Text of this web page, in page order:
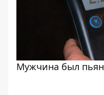
Мужчина был пьян